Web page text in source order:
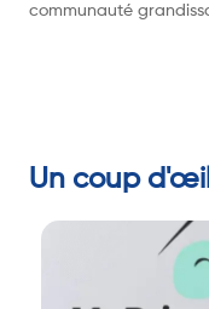
communauté
Un coup